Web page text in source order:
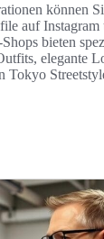
können
auf Instagram
bieten
elegante
Tokyo